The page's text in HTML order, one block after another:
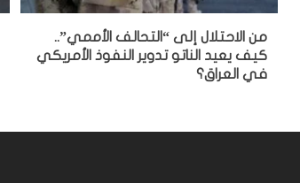
من الاحتلال إلى “التحالف الأممي”..
كيف يعيد الناتو تدوير النفوذ الأمريكي
في العراق؟